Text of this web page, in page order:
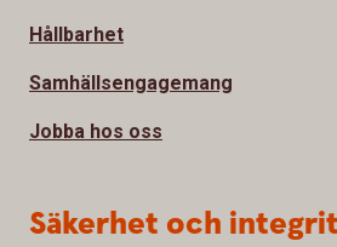
Hållbarhet
Samhällsengagemang
Jobba hos oss
Säkerhet och